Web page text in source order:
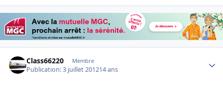
Class66220 Membre
Publication:3 juillet 201214 ans